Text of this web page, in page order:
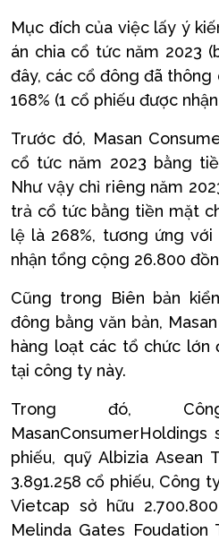
Mục đích của việc lấy ý
án chia cổ tức năm 2023
đây, các cổ đông đã
168% (1 cổ phiếu được
Trước đó, Masan
cổ tức năm 2023 bằng
Như vậy chỉ riêng năm
trả cổ tức bằng tiền mặt
lệ là 268%, tương ứng
nhận tổng cộng 26.800
Cũng trong Biên bản
đông bằng văn bản,
hàng loạt các tổ chức lớn
tại công ty này.
Trong đó,
phiếu, quỹ Albizia Asean
3.891.258 cổ phiếu, Công
Vietcap sở hữu
Melinda Gates Foudation